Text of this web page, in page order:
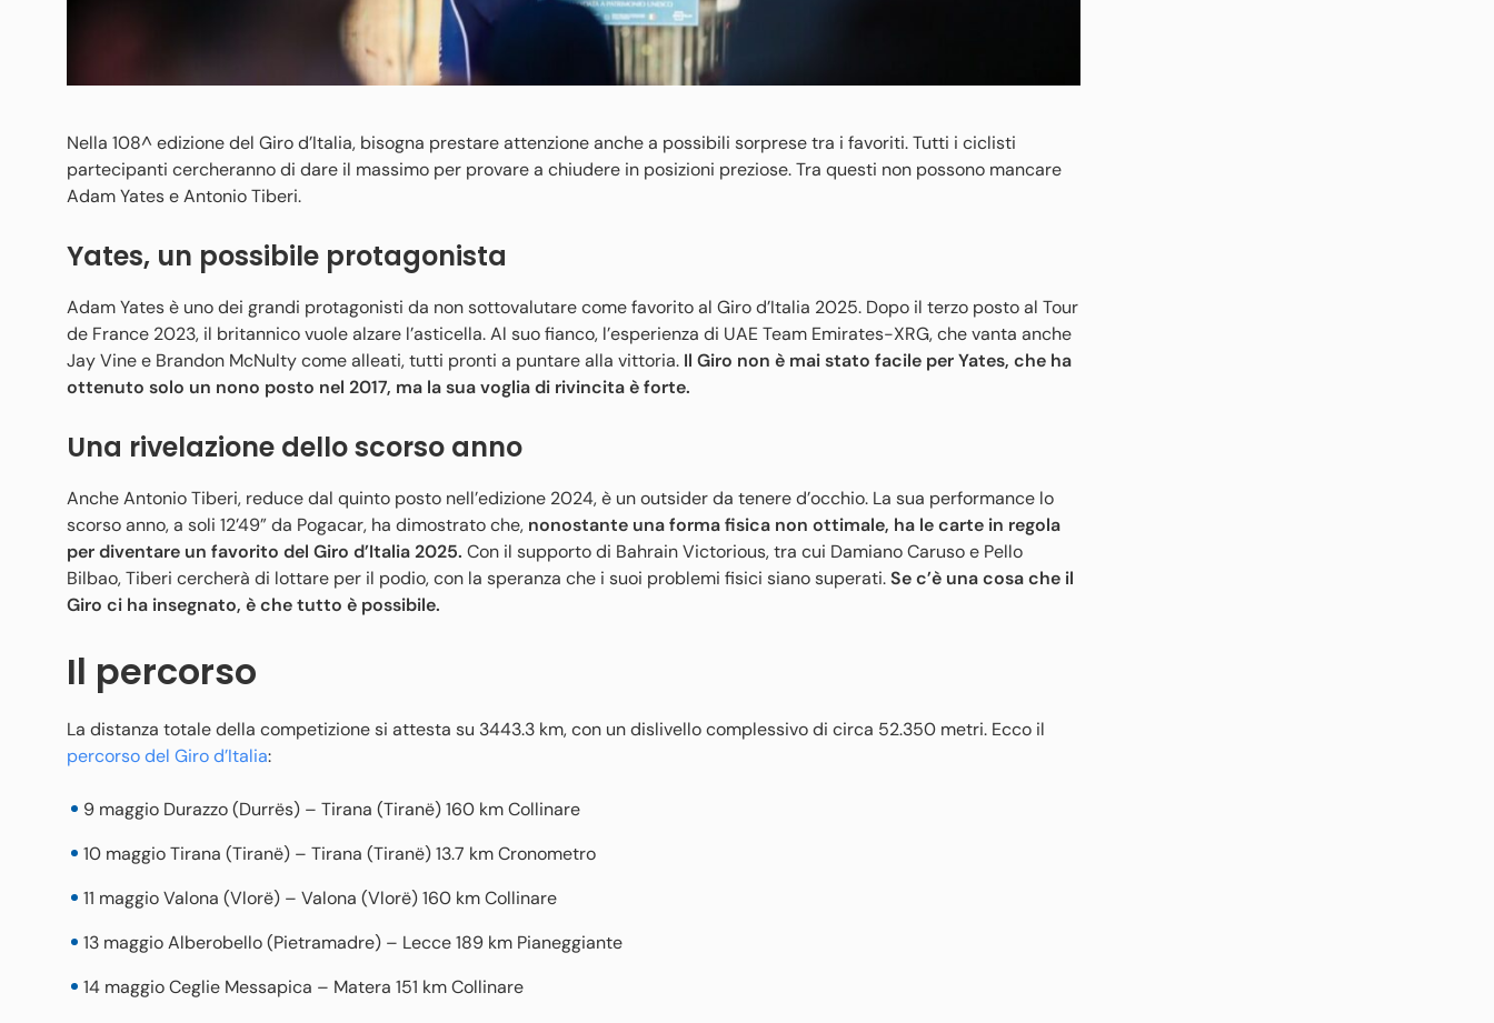
Nella 108^ edizione del Giro d’Italia, bisogna prestare attenzione anche a possibili sorprese tra i favoriti. Tutti i ciclisti
partecipanti cercheranno di dare il massimo per provare a chiudere in posizioni preziose. Tra questi non possono mancare
Adam Yates e Antonio Tiberi.
Yates, un possibile protagonista
Adam Yates è uno dei grandi protagonisti da non sottovalutare come favorito al Giro d’Italia 2025. Dopo il terzo posto al Tour
de France 2023, il britannico vuole alzare l’asticella. Al suo fianco, l’esperienza di UAE Team Emirates-XRG, che vanta anche
Jay Vine e Brandon McNulty come alleati, tutti pronti a puntare alla vittoria. Il Giro non è mai stato facile per Yates, che ha
ottenuto solo un nono posto nel 2017, ma la sua voglia di rivincita è forte.
Una rivelazione dello scorso anno
Anche Antonio Tiberi, reduce dal quinto posto nell’edizione 2024, è un outsider da tenere d’occhio. La sua performance lo
scorso anno, a soli 12’49” da Pogacar, ha dimostrato che, nonostante una forma fisica non ottimale, ha le carte in regola
per diventare un favorito del Giro d’Italia 2025. Con il supporto di Bahrain Victorious, tra cui Damiano Caruso e Pello
Bilbao, Tiberi cercherà di lottare per il podio, con la speranza che i suoi problemi fisici siano superati.Se c’è una cosa che il
Giro ci ha insegnato, è che tutto è possibile.
Il percorso
La distanza totale della competizione si attesta su 3443.3 km, con un dislivello complessivo di circa 52.350 metri. Ecco il
percorso del Giro d’Italia:
9 maggio Durazzo (Durrës) – Tirana (Tiranë) 160 km Collinare
10 maggio Tirana (Tiranë) – Tirana (Tiranë) 13.7 km Cronometro
11 maggio Valona (Vlorë) – Valona (Vlorë) 160 km Collinare
13 maggio Alberobello (Pietramadre) – Lecce 189 km Pianeggiante
14 maggio Ceglie Messapica – Matera 151 km Collinare